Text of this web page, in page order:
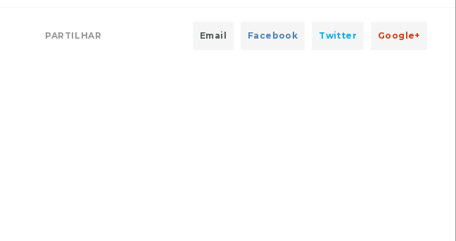
PARTILHAR Email Facebook Twitter Google+